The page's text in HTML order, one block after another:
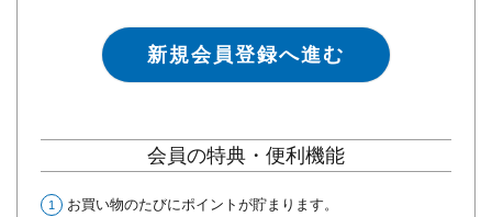
新規会員登録へ進む
会員の特典・便利機能
お買い物のたびにポイントが貯まります。